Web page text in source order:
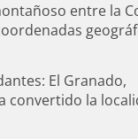
entre la
El Granado,
convertido la